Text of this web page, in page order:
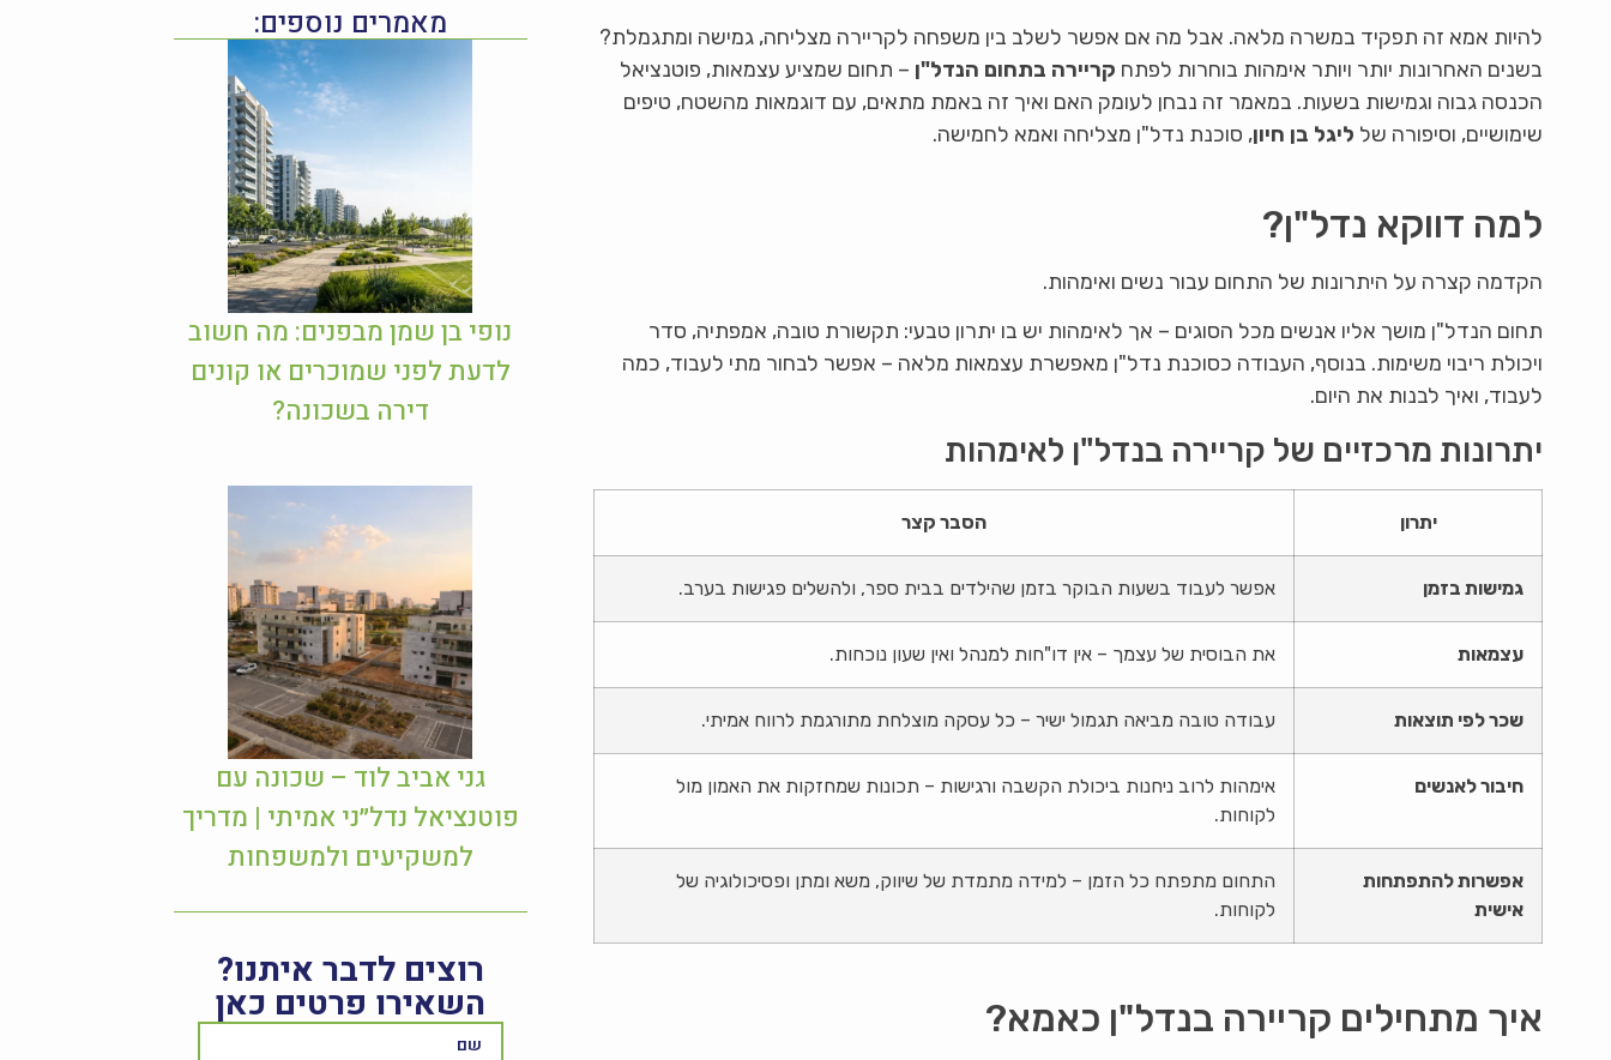
להיות אמא זה תפקיד במשרה מלאה. אבל מה אם אפשר לשלב בין משפחה לקריירה מצליחה, גמישה ומתגמלת?
בשנים האחרונות יותר ויותר אימהות בוחרות לפתח קריירה בתחום הנדל"ן – תחום שמציע עצמאות, פוטנציאל
הכנסה גבוה וגמישות בשעות. במאמר זה נבחן לעומק האם ואיך זה באמת מתאים, עם דוגמאות מהשטח, טיפים
שימושיים, וסיפורה של ליגל בן חיון, סוכנת נדל"ן מצליחה ואמא לחמישה.
למה דווקא נדל"ן?
הקדמה קצרה על היתרונות של התחום עבור נשים ואימהות.
תחום הנדל"ן מושך אליו אנשים מכל הסוגים – אך לאימהות יש בו יתרון טבעי: תקשורת טובה, אמפתיה, סדר
ויכולת ריבוי משימות. בנוסף, העבודה כסוכנת נדל"ן מאפשרת עצמאות מלאה – אפשר לבחור מתי לעבוד, כמה
לעבוד, ואיך לבנות את היום.
יתרונות מרכזיים של קריירה בנדל"ן לאימהות
יתרון הסבר קצר
גמישות בזמן אפשר לעבוד בשעות הבוקר בזמן שהילדים בבית ספר, ולהשלים פגישות בערב.
עצמאות את הבוסית של עצמך – אין דו"חות למנהל ואין שעון נוכחות.
שכר לפי תוצאות עבודה טובה מביאה תגמול ישיר – כל עסקה מוצלחת מתורגמת לרווח אמיתי.
חיבור לאנשים
אימהות לרוב ניחנות ביכולת הקשבה ורגישות – תכונות שמחזקות את האמון מול
לקוחות.
אפשרות להתפתחות
אישית
התחום מתפתח כל הזמן – למידה מתמדת של שיווק, משא ומתן ופסיכולוגיה של
לקוחות.
איך מתחילים קריירה בנדל"ן כאמא?
מאמרים נוספים:
נופי בן שמן מבפנים: מה חשוב
לדעת לפני שמוכרים או קונים
דירה בשכונה?
גני אביב לוד – שכונה עם
פוטנציאל נדל״ני אמיתי | מדריך
למשקיעים ולמשפחות
רוצים לדבר איתנו?
השאירו פרטים כאן